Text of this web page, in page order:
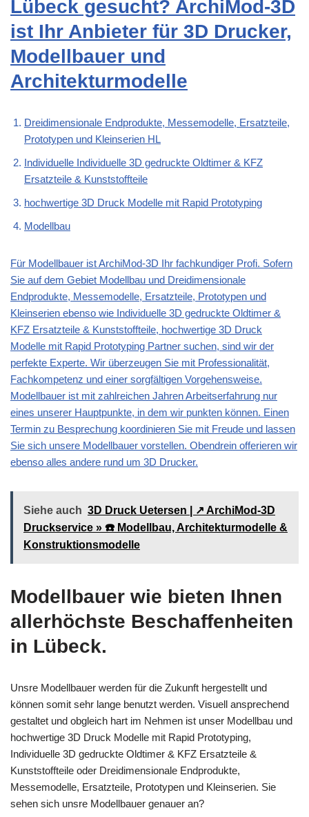
Lübeck gesucht? ArchiMod-3D
ist Ihr Anbieter für 3D Drucker,
Modellbauer und
Architekturmodelle
Dreidimensionale Endprodukte, Messemodelle, Ersatzteile,
Prototypen und Kleinserien HL
Individuelle Individuelle 3D gedruckte Oldtimer & KFZ
Ersatzteile & Kunststoffteile
hochwertige 3D Druck Modelle mit Rapid Prototyping
Modellbau
Für Modellbauer ist ArchiMod-3D Ihr fachkundiger Profi. Sofern
Sie auf dem Gebiet Modellbau und Dreidimensionale
Endprodukte, Messemodelle, Ersatzteile, Prototypen und
Kleinserien ebenso wie Individuelle 3D gedruckte Oldtimer &
KFZ Ersatzteile & Kunststoffteile, hochwertige 3D Druck
Modelle mit Rapid Prototyping Partner suchen, sind wir der
perfekte Experte. Wir überzeugen Sie mit Professionalität,
Fachkompetenz und einer sorgfältigen Vorgehensweise.
Modellbauer ist mit zahlreichen Jahren Arbeitserfahrung nur
eines unserer Hauptpunkte, in dem wir punkten können. Einen
Termin zu Besprechung koordinieren Sie mit Freude und lassen
Sie sich unsere Modellbauer vorstellen. Obendrein offerieren wir
ebenso alles andere rund um 3D Drucker.
Siehe auch 3D Druck Uetersen | ↗️ ArchiMod-3D
Druckservice » ☎️ Modellbau, Architekturmodelle &
Konstruktionsmodelle
Modellbauer wie bieten Ihnen
allerhöchste Beschaffenheiten
in Lübeck.
Unsre Modellbauer werden für die Zukunft hergestellt und
können somit sehr lange benutzt werden. Visuell ansprechend
gestaltet und obgleich hart im Nehmen ist unser Modellbau und
hochwertige 3D Druck Modelle mit Rapid Prototyping,
Individuelle 3D gedruckte Oldtimer & KFZ Ersatzteile &
Kunststoffteile oder Dreidimensionale Endprodukte,
Messemodelle, Ersatzteile, Prototypen und Kleinserien. Sie
sehen sich unsre Modellbauer genauer an?